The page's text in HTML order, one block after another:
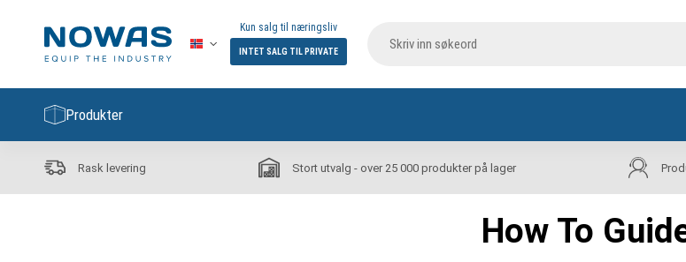
Kun salg til næringsliv
INTET SALG TIL PRIVATE
Produkter
Rask levering Stort utvalg - over 25 000 produkter på lager
How To